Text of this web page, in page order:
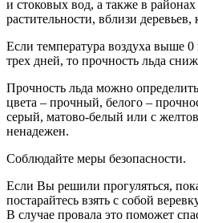
и стоковых вод, а также в
растительности, вблизи
Если температура воздуха выше 0
трех дней, то прочность льда
Прочность льда можно
цвета – прочный, белого –
серый, матово-белый или с
ненадежен.
Соблюдайте меры безопасности.
Если Вы решили прогуляться,
постарайтесь взять с собой
В случае провала это поможет